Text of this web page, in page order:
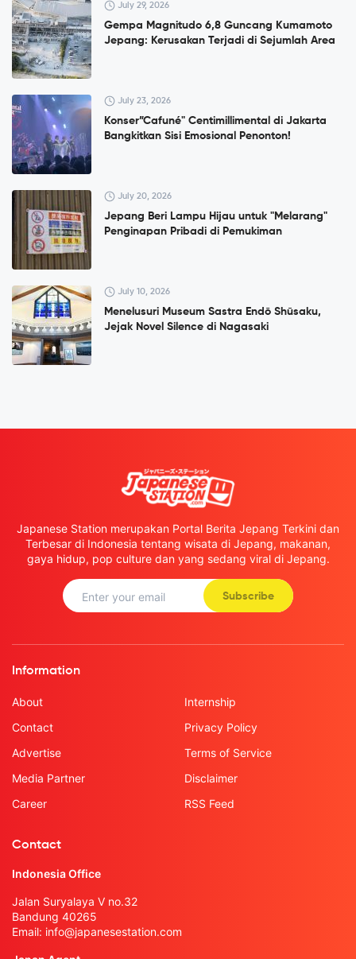
July 29, 2026
Gempa Magnitudo 6,8 Guncang Kumamoto
Jepang: Kerusakan Terjadi di Sejumlah Area
July 23, 2026
Konser”Cafuné" Centimillimental di Jakarta
Bangkitkan Sisi Emosional Penonton!
July 20, 2026
Jepang Beri Lampu Hijau untuk "Melarang"
Penginapan Pribadi di Pemukiman
July 10, 2026
Menelusuri Museum Sastra Endō Shūsaku,
Jejak Novel Silence di Nagasaki
Japanese Station merupakan Portal Berita Jepang Terkini dan
Terbesar di Indonesia tentang wisata di Jepang, makanan,
gaya hidup, pop culture dan yang sedang viral di Jepang.
Subscribe
Information
About
Contact
Advertise
Media Partner
Career
Internship
Privacy Policy
Terms of Service
Disclaimer
RSS Feed
Contact
Indonesia Office
Jalan Suryalaya V no.32
Bandung 40265
Email: info@japanesestation.com